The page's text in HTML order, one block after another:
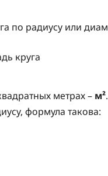
круга
метрах – м².
формула такова: